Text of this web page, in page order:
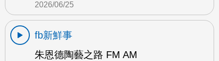
2026/06/25
fb新鮮事
朱恩德陶藝之路 FM AM